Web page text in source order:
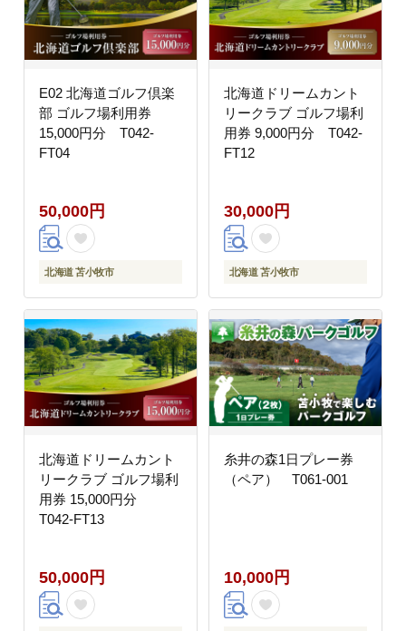
E02 北海道ゴルフ倶楽
部 ゴルフ場利用券
15,000円分 T042-
FT04
50,000円
北海道 苫小牧市
北海道ドリームカント
リークラブ ゴルフ場利
用券 9,000円分 T042-
FT12
30,000円
北海道 苫小牧市
北海道ドリームカント
リークラブ ゴルフ場利
用券 15,000円分
T042-FT13
50,000円
糸井の森1日プレー券
（ペア） T061-001
10,000円